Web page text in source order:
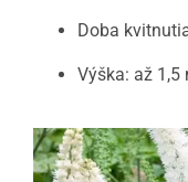
Doba
Výška: až 1,5